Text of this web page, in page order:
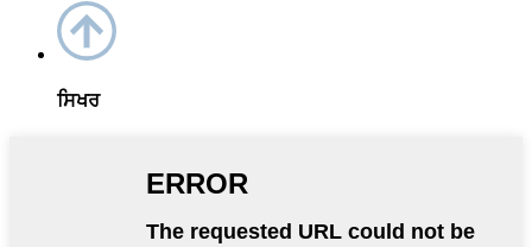
ਸਿਖਰ